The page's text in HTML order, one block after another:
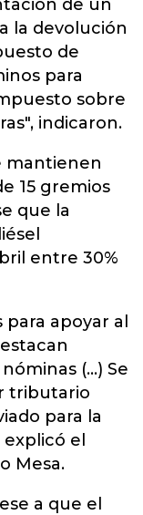
de un
la devolución
de
para
sobre
indicaron.
mantienen
15 gremios
que la
entre 30%
apoyar al
(...) Se
tributario
para la
el
Mesa.
a que el